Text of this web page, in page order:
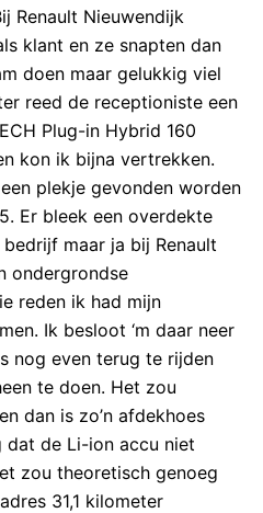
Renault Nieuwendijk
klant en ze snapten dan
doen maar gelukkig viel
reed de receptioniste een
Plug-in Hybrid 160
kon ik bijna vertrekken.
plekje gevonden worden
Er bleek een overdekte
maar ja bij Renault
ondergrondse
reden ik had mijn
Ik besloot ‘m daar neer
nog even terug te rijden
te doen. Het zou
dan is zo’n afdekhoes
dat de Li-ion accu niet
zou theoretisch genoeg
31,1 kilometer